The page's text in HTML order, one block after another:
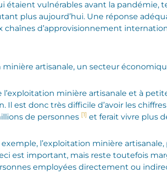
étaient vulnérables avant la pandémie,
plus aujourd’hui. Une réponse
chaînes d’approvisionnement
minière artisanale, un secteur
l’exploitation minière artisanale et à
Il est donc très difficile d’avoir les
de personnes [1] et ferait vivre plus
l’exploitation minière
est important, mais reste toutefois
employées directement ou